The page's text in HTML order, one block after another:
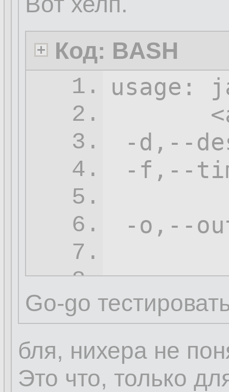
Код: BASH
1.
2.
3.
4.
5.
6.
7.
8.
9.
11.
usage:
-d ,--
-f ,--
-o,--
-s,--
-t,--
Go-go
бля, нихера не
Это что, только